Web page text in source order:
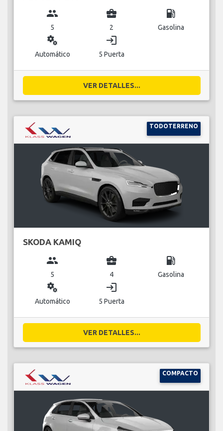
group
5
business_center
2
local_gas_station
Gasolina
miscellaneous_services
Automático
login
5 Puerta
VER DETALLES...
TODOTERRENO
SKODA KAMIQ
group
5
business_center
4
local_gas_station
Gasolina
miscellaneous_services
Automático
login
5 Puerta
VER DETALLES...
COMPACTO